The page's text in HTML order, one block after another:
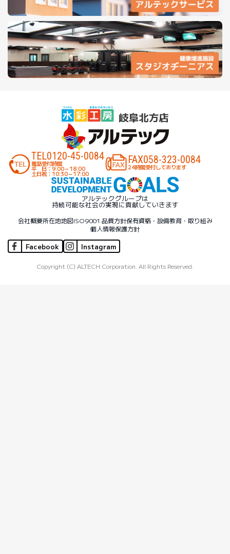
TEL0120-45-0084
電話受付時間
平 日：9:00～18:00
土日祝：10:30～17:00
FAX058-323-0084
24時間受付しております
アルテックグループは
持続可能な社会の実現に貢献していきます
会社概要所在地地図ISO9001 品質方針保有資格・設備教育・取り組み
個人情報保護方針
Facebook Instagram
Copyright (C) ALTECH Corporation. All Rights Reserved.